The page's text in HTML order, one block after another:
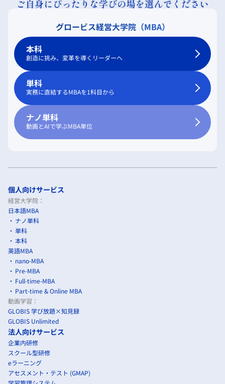
グロービス経営大学院（MBA）
本科
創造に挑み、変革を導くリーダーへ
単科
実務に直結するMBAを1科目から
ナノ単科
動画とAIで学ぶMBA単位
個人向けサービス
経営大学院：
日本語MBA
ナノ単科
単科
本科
英語MBA
nano-MBA
Pre-MBA
Full-time-MBA
Part-time & Online MBA
動画学習：
GLOBIS 学び放題×知見録
GLOBIS Unlimited
法人向けサービス
企業内研修
スクール型研修
eラーニング
アセスメント・テスト (GMAP)